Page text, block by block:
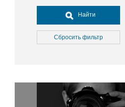
Досуг, туризм и отдых
Культура
Медицина
Окружающая среда
Политика
Найти
Сбросить фильтр